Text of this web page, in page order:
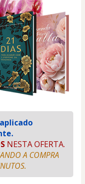
NESTA OFERTA.
A COMPRA